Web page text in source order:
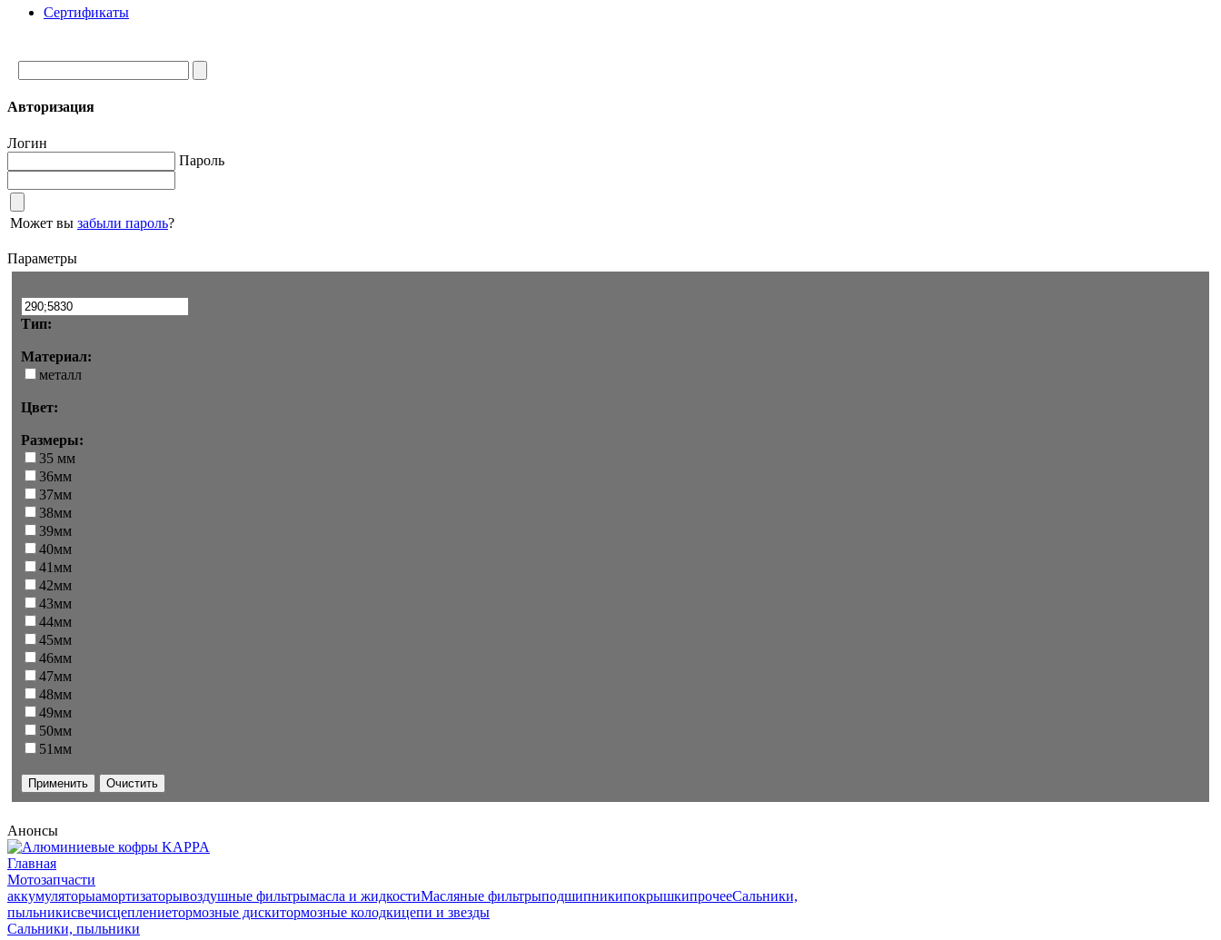
Сертификаты
Авторизация
Логин
Пароль
Может вы забыли пароль?
Параметры
Тип:
Материал:
металл
Цвет:
Размеры:
35 мм
36мм
37мм
38мм
39мм
40мм
41мм
42мм
43мм
44мм
45мм
46мм
47мм
48мм
49мм
50мм
51мм
Анонсы
Главная
Мотозапчасти
аккумуляторыамортизаторывоздушные фильтрымасла и жидкостиМасляные фильтрыподшипникипокрышкипрочееСальники,
пыльникисвечисцеплениетормозные дискитормозные колодкицепи и звезды
Сальники, пыльники